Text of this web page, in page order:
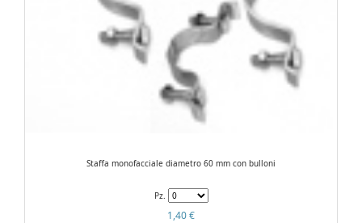
Staffa monofacciale diametro 60 mm con bulloni
Pz.
1,40 €